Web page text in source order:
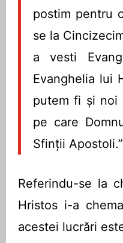
postim pentru
se la
a vesti
Evanghelia lui
putem fi și noi
pe care
Sfinții Apostoli.”
Referindu-se la
Hristos i-a
acestei lucrări